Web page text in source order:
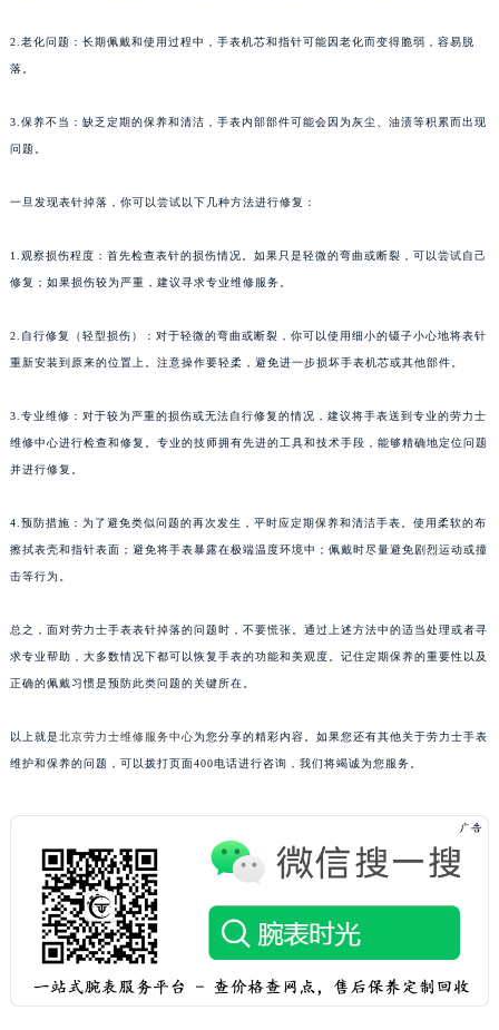
2.老化问题：长期佩戴和使用过程中，手表机芯和指针可能因老化而变得脆弱，容易脱
落。
3.保养不当：缺乏定期的保养和清洁，手表内部部件可能会因为灰尘、油渍等积累而出现
问题。
一旦发现表针掉落，你可以尝试以下几种方法进行修复：
1.观察损伤程度：首先检查表针的损伤情况。如果只是轻微的弯曲或断裂，可以尝试自己
修复；如果损伤较为严重，建议寻求专业维修服务。
2.自行修复（轻型损伤）：对于轻微的弯曲或断裂，你可以使用细小的镊子小心地将表针
重新安装到原来的位置上。注意操作要轻柔，避免进一步损坏手表机芯或其他部件。
3.专业维修：对于较为严重的损伤或无法自行修复的情况，建议将手表送到专业的劳力士
维修中心进行检查和修复。专业的技师拥有先进的工具和技术手段，能够精确地定位问题
并进行修复。
4.预防措施：为了避免类似问题的再次发生，平时应定期保养和清洁手表。使用柔软的布
擦拭表壳和指针表面；避免将手表暴露在极端温度环境中；佩戴时尽量避免剧烈运动或撞
击等行为。
总之，面对劳力士手表表针掉落的问题时，不要慌张。通过上述方法中的适当处理或者寻
求专业帮助，大多数情况下都可以恢复手表的功能和美观度。记住定期保养的重要性以及
正确的佩戴习惯是预防此类问题的关键所在。
以上就是北京劳力士维修服务中心为您分享的精彩内容。如果您还有其他关于劳力士手表
维护和保养的问题，可以拨打页面400电话进行咨询，我们将竭诚为您服务。